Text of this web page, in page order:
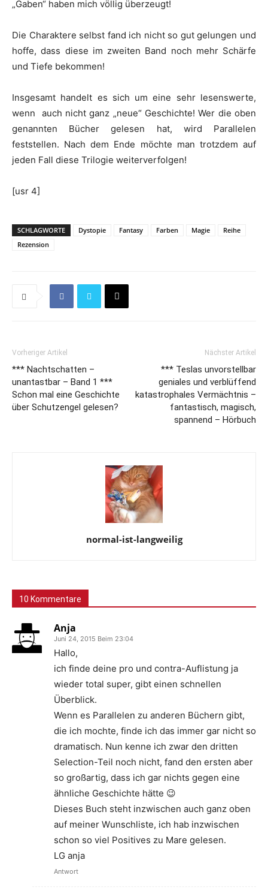
„Gaben“ haben mich völlig überzeugt!
Die Charaktere selbst fand ich nicht so gut gelungen und
hoffe, dass diese im zweiten Band noch mehr Schärfe
und Tiefe bekommen!
Insgesamt handelt es sich um eine sehr lesenswerte,
wenn auch nicht ganz „neue“ Geschichte! Wer die oben
genannten Bücher gelesen hat, wird Parallelen
feststellen. Nach dem Ende möchte man trotzdem auf
jeden Fall diese Trilogie weiterverfolgen!
[usr 4]
SCHLAGWORTE Dystopie Fantasy Farben Magie
Reihe
Rezension
Vorheriger Artikel
*** Nachtschatten –
unantastbar – Band 1 ***
Schon mal eine Geschichte
über Schutzengel gelesen?
Nächster Artikel
*** Teslas unvorstellbar
geniales und verblüffend
katastrophales Vermächtnis –
fantastisch, magisch,
spannend – Hörbuch
normal-ist-langweilig
10 Kommentare
Anja
Juni 24, 2015 Beim 23:04
Hallo,
ich finde deine pro und contra-Auflistung ja
wieder total super, gibt einen schnellen
Überblick.
Wenn es Parallelen zu anderen Büchern gibt,
die ich mochte, finde ich das immer gar nicht so
dramatisch. Nun kenne ich zwar den dritten
Selection-Teil noch nicht, fand den ersten aber
so großartig, dass ich gar nichts gegen eine
ähnliche Geschichte hätte 😉
Dieses Buch steht inzwischen auch ganz oben
auf meiner Wunschliste, ich hab inzwischen
schon so viel Positives zu Mare gelesen.
LG anja
Antwort